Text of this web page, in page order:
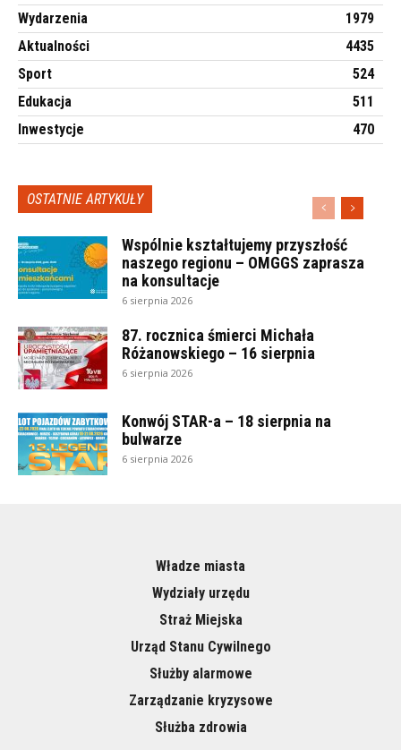
Wydarzenia
1979
Aktualności
4435
Sport
524
Edukacja
511
Inwestycje
470
OSTATNIE ARTYKUŁY
Wspólnie kształtujemy przyszłość
naszego regionu – OMGGS zaprasza
na konsultacje
6 sierpnia 2026
87. rocznica śmierci Michała
Różanowskiego – 16 sierpnia
6 sierpnia 2026
Konwój STAR-a – 18 sierpnia na
bulwarze
6 sierpnia 2026
Władze miasta
Wydziały urzędu
Straż Miejska
Urząd Stanu Cywilnego
Służby alarmowe
Zarządzanie kryzysowe
Służba zdrowia